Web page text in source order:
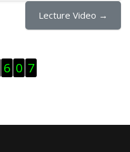
Lecture Video →
6 0 7